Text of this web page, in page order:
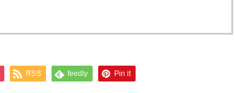
RSS feedly Pin it